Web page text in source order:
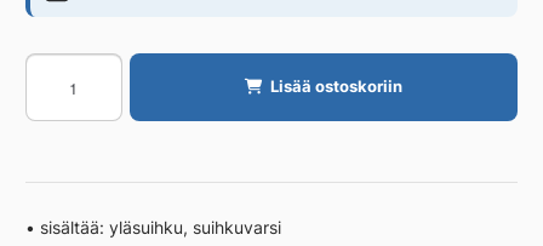
Yläsuihku
hansgrohe
Raindance
S
2jet
Lisää ostoskoriin
• sisältää: yläsuihku, suihkuvarsi